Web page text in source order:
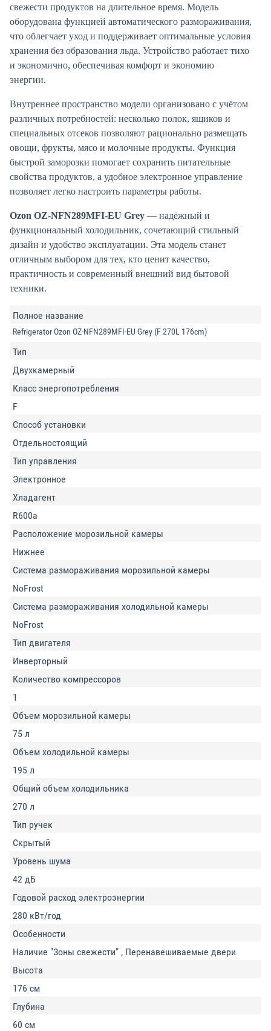
свежести продуктов на длительное время. Модель
оборудована функцией автоматического размораживания,
что облегчает уход и поддерживает оптимальные условия
хранения без образования льда. Устройство работает тихо
и экономично, обеспечивая комфорт и экономию
энергии.
Внутреннее пространство модели организовано с учётом
различных потребностей: несколько полок, ящиков и
специальных отсеков позволяют рационально размещать
овощи, фрукты, мясо и молочные продукты. Функция
быстрой заморозки помогает сохранить питательные
свойства продуктов, а удобное электронное управление
позволяет легко настроить параметры работы.
Ozon OZ-NFN289MFI-EU Grey — надёжный и
функциональный холодильник, сочетающий стильный
дизайн и удобство эксплуатации. Эта модель станет
отличным выбором для тех, кто ценит качество,
практичность и современный внешний вид бытовой
техники.
Полное название
Refrigerator Ozon OZ-NFN289MFI-EU Grey (F 270L 176cm)
Тип
Двухкамерный
Класс энергопотребления
F
Способ установки
Отдельностоящий
Тип управления
Электронное
Хладагент
R600a
Расположение морозильной камеры
Нижнее
Система размораживания морозильной камеры
NoFrost
Система размораживания холодильной камеры
NoFrost
Тип двигателя
Инверторный
Количество компрессоров
1
Объем морозильной камеры
75 л
Объем холодильной камеры
195 л
Общий объем холодильника
270 л
Тип ручек
Скрытый
Уровень шума
42 дБ
Годовой расход электроэнергии
280 кВт/год
Особенности
Наличие "Зоны свежести" , Перенавешиваемые двери
Высота
176 см
Глубина
60 см